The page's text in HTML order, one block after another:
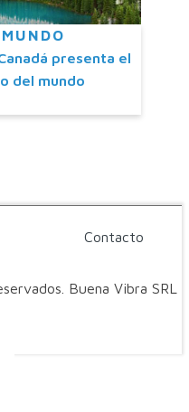
presenta el
del mundo
Buena Vibra SRL
Contacto